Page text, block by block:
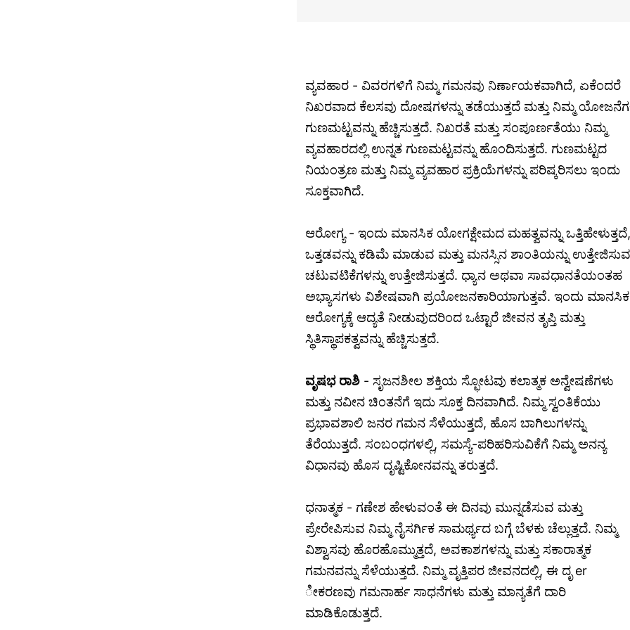
ವ್ಯವಹಾರ - ವಿವರಗಳಿಗೆ ನಿಮ್ಮ ಗಮನವು ನಿರ್ಣಾಯಕವಾಗಿದೆ, ಏಕೆಂದರೆ
ನಿಖರವಾದ ಕೆಲಸವು ದೋಷಗಳನ್ನು ತಡೆಯುತ್ತದೆ ಮತ್ತು ನಿಮ್ಮ
ಗುಣಮಟ್ಟವನ್ನು ಹೆಚ್ಚಿಸುತ್ತದೆ. ನಿಖರತೆ ಮತ್ತು ಸಂಪೂರ್ಣತೆಯು ನಿಮ್ಮ
ವ್ಯವಹಾರದಲ್ಲಿ ಉನ್ನತ ಗುಣಮಟ್ಟವನ್ನು ಹೊಂದಿಸುತ್ತದೆ. ಗುಣಮಟ್ಟದ
ನಿಯಂತ್ರಣ ಮತ್ತು ನಿಮ್ಮ ವ್ಯವಹಾರ ಪ್ರಕ್ರಿಯೆಗಳನ್ನು ಪರಿಷ್ಕರಿಸಲು ಇಂದು
ಸೂಕ್ತವಾಗಿದೆ.
ಆರೋಗ್ಯ - ಇಂದು ಮಾನಸಿಕ ಯೋಗಕ್ಷೇಮದ ಮಹತ್ವವನ್ನು ಒತ್ತಿಹೇಳುತ್ತದೆ,
ಒತ್ತಡವನ್ನು ಕಡಿಮೆ ಮಾಡುವ ಮತ್ತು ಮನಸ್ಸಿನ ಶಾಂತಿಯನ್ನು ಉತ್ತೇಜಿಸುವ
ಚಟುವಟಿಕೆಗಳನ್ನು ಉತ್ತೇಜಿಸುತ್ತದೆ. ಧ್ಯಾನ ಅಥವಾ ಸಾವಧಾನತೆಯಂತಹ
ಅಭ್ಯಾಸಗಳು ವಿಶೇಷವಾಗಿ ಪ್ರಯೋಜನಕಾರಿಯಾಗುತ್ತವೆ. ಇಂದು ಮಾನಸಿಕ
ಆರೋಗ್ಯಕ್ಕೆ ಆದ್ಯತೆ ನೀಡುವುದರಿಂದ ಒಟ್ಟಾರೆ ಜೀವನ ತೃಪ್ತಿ ಮತ್ತು
ಸ್ಥಿತಿಸ್ಥಾಪಕತ್ವವನ್ನು ಹೆಚ್ಚಿಸುತ್ತದೆ.
ವೃಷಭ ರಾಶಿ - ಸೃಜನಶೀಲ ಶಕ್ತಿಯ ಸ್ಫೋಟವು ಕಲಾತ್ಮಕ ಅನ್ವೇಷಣೆಗಳು
ಮತ್ತು ನವೀನ ಚಿಂತನೆಗೆ ಇದು ಸೂಕ್ತ ದಿನವಾಗಿದೆ. ನಿಮ್ಮ ಸ್ವಂತಿಕೆಯು
ಪ್ರಭಾವಶಾಲಿ ಜನರ ಗಮನ ಸೆಳೆಯುತ್ತದೆ, ಹೊಸ ಬಾಗಿಲುಗಳನ್ನು
ತೆರೆಯುತ್ತದೆ. ಸಂಬಂಧಗಳಲ್ಲಿ, ಸಮಸ್ಯೆ-ಪರಿಹರಿಸುವಿಕೆಗೆ ನಿಮ್ಮ ಅನನ್ಯ
ವಿಧಾನವು ಹೊಸ ದೃಷ್ಟಿಕೋನವನ್ನು ತರುತ್ತದೆ.
ಧನಾತ್ಮಕ - ಗಣೇಶ ಹೇಳುವಂತೆ ಈ ದಿನವು ಮುನ್ನಡೆಸುವ ಮತ್ತು
ಪ್ರೇರೇಪಿಸುವ ನಿಮ್ಮ ನೈಸರ್ಗಿಕ ಸಾಮರ್ಥ್ಯದ ಬಗ್ಗೆ ಬೆಳಕು ಚೆಲ್ಲುತ್ತದೆ. ನಿಮ್ಮ
ವಿಶ್ವಾಸವು ಹೊರಹೊಮ್ಮುತ್ತದೆ, ಅವಕಾಶಗಳನ್ನು ಮತ್ತು ಸಕಾರಾತ್ಮಕ
ಗಮನವನ್ನು ಸೆಳೆಯುತ್ತದೆ. ನಿಮ್ಮ ವೃತ್ತಿಪರ ಜೀವನದಲ್ಲಿ, ಈ ದೃ er
ೀಕರಣವು ಗಮನಾರ್ಹ ಸಾಧನೆಗಳು ಮತ್ತು ಮಾನ್ಯತೆಗೆ ದಾರಿ
ಮಾಡಿಕೊಡುತ್ತದೆ.